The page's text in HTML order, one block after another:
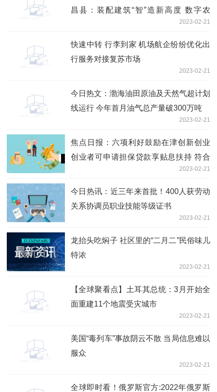
昌县：装配建筑“智”造新高度 数字农
2023-02-21
快速中转 行李到家 机场航企纷纷优化出
行服务对接复苏市场
2023-02-21
今日热文：渤海油田原油及天然气超计划
线运行 今年首月油气总产量破300万吨
2023-02-21
焦点日报：六项利好鼓励在津创新创业
创业者可申请担保贷款享贴息扶持 符合
条件每月给予最高2500元房租补贴2023-02-21
今日热讯：近三年来首批！400人获劳动
关系协调员职业技能等级证书
2023-02-21
龙抬头吃焖子 社区里的“二月二”民俗味儿
特浓
2023-02-21
【全球聚看点】土耳其总统：3月开始全
面重建11个地震受灾城市
2023-02-21
美国“毒列车”事故阴云不散 当局信息难以
服众
2023-02-21
全球即时看！俄罗斯官方:2022年俄罗斯